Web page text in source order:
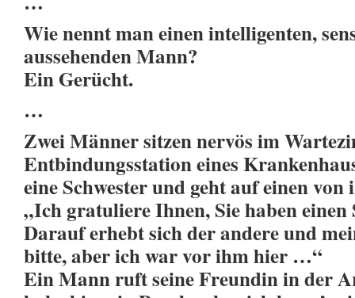
Wie nennt man einen intelligenten,
aussehenden Mann?
Ein Gerücht.
…
Zwei Männer sitzen nervös im
Entbindungsstation eines
eine Schwester und geht auf einen von
„Ich gratuliere Ihnen, Sie haben einen
Darauf erhebt sich der andere und
bitte, aber ich war vor ihm hier …“
Ein Mann ruft seine Freundin in der